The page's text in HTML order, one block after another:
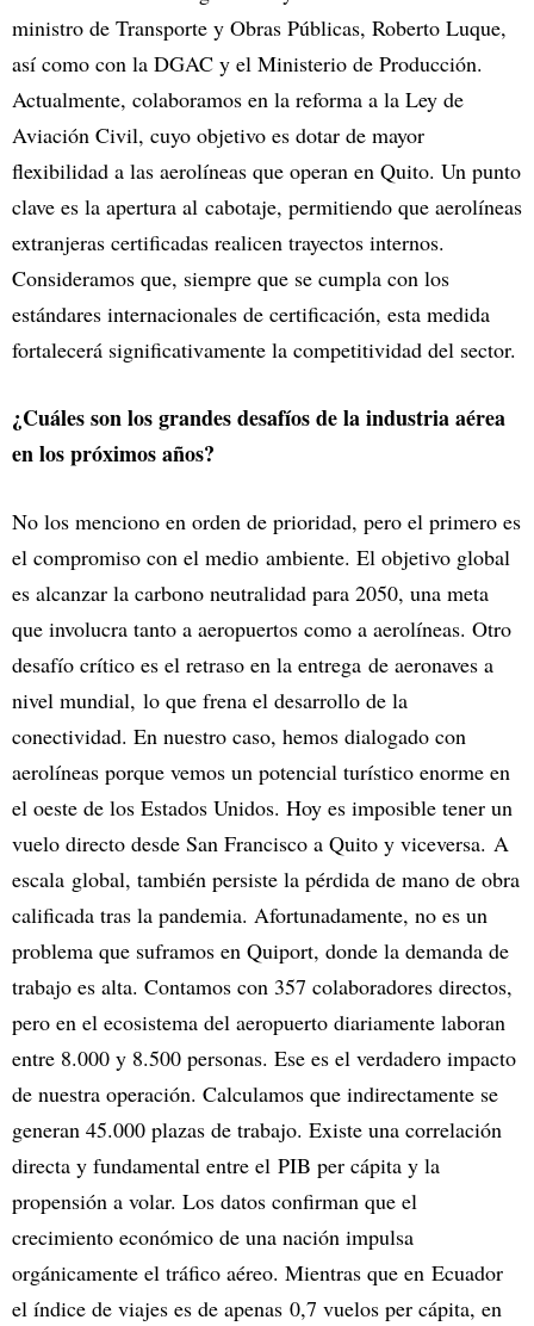
ministro de Transporte y Obras Públicas, Roberto Luque,
así como con la DGAC y el Ministerio de Producción.
Actualmente, colaboramos en la reforma a la Ley de
Aviación Civil, cuyo objetivo es dotar de mayor
flexibilidad a las aerolíneas que operan en Quito. Un punto
clave es la apertura al cabotaje, permitiendo que aerolíneas
extranjeras certificadas realicen trayectos internos.
Consideramos que, siempre que se cumpla con los
estándares internacionales de certificación, esta medida
fortalecerá significativamente la competitividad del sector.
¿Cuáles son los grandes desafíos de la industria aérea
en los próximos años?
No los menciono en orden de prioridad, pero el primero es
el compromiso con el medio ambiente. El objetivo global
es alcanzar la carbono neutralidad para 2050, una meta
que involucra tanto a aeropuertos como a aerolíneas. Otro
desafío crítico es el retraso en la entrega de aeronaves a
nivel mundial, lo que frena el desarrollo de la
conectividad. En nuestro caso, hemos dialogado con
aerolíneas porque vemos un potencial turístico enorme en
el oeste de los Estados Unidos. Hoy es imposible tener un
vuelo directo desde San Francisco a Quito y viceversa. A
escala global, también persiste la pérdida de mano de obra
calificada tras la pandemia. Afortunadamente, no es un
problema que suframos en Quiport, donde la demanda de
trabajo es alta. Contamos con 357 colaboradores directos,
pero en el ecosistema del aeropuerto diariamente laboran
entre 8.000 y 8.500 personas. Ese es el verdadero impacto
de nuestra operación. Calculamos que indirectamente se
generan 45.000 plazas de trabajo. Existe una correlación
directa y fundamental entre el PIB per cápita y la
propensión a volar. Los datos confirman que el
crecimiento económico de una nación impulsa
orgánicamente el tráfico aéreo. Mientras que en Ecuador
el índice de viajes es de apenas 0,7 vuelos per cápita, en